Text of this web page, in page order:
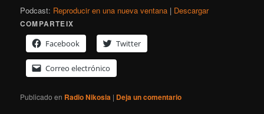
Podcast: Reproducir en una nueva ventana | Descargar
COMPARTEIX
Facebook
Twitter
Correo electrónico
Publicado en Radio Nikosia | Deja un comentario